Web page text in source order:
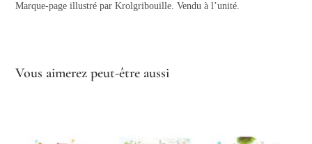
Marque-page illustré par Krolgribouille. Vendu à l’unité.
Vous aimerez peut-être aussi